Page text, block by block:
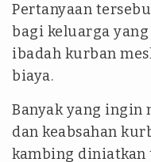
Pertanyaan
bagi keluarga
ibadah kurban
biaya.
Banyak yang ingin
dan keabsahan
kambing